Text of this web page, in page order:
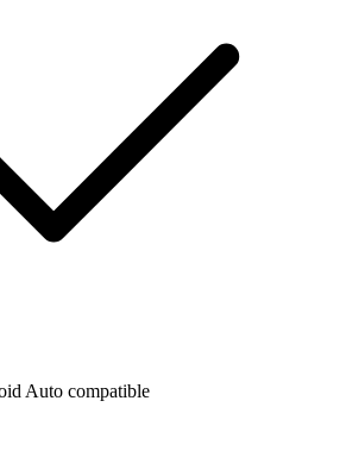
Auto compatible